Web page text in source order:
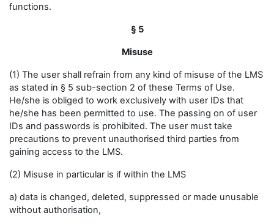
functions.
§ 5
Misuse
(1) The user shall refrain from any kind of misuse of the LMS
as stated in § 5 sub-section 2 of these Terms of Use.
He/she is obliged to work exclusively with user IDs that
he/she has been permitted to use. The passing on of user
IDs and passwords is prohibited. The user must take
precautions to prevent unauthorised third parties from
gaining access to the LMS.
(2) Misuse in particular is if within the LMS
a) data is changed, deleted, suppressed or made unusable
without authorisation,